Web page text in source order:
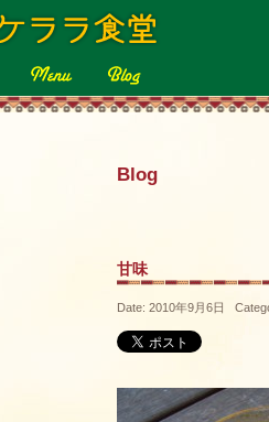
Blog
甘味
Date: 2010年9月6日